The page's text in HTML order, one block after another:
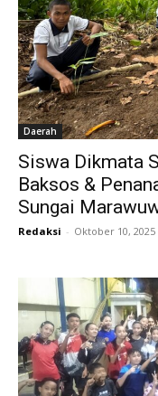
Daerah
Siswa Dikmata
Baksos &
Sungai
Redaksi - Oktober 10, 2025